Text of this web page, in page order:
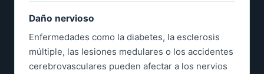
Daño nervioso
Enfermedades como la diabetes, la esclerosis
múltiple, las lesiones medulares o los accidentes
cerebrovasculares pueden afectar a los nervios